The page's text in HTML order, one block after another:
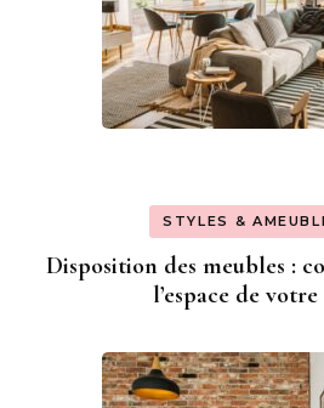
STYLES &
Disposition des meubles :
l’espace de